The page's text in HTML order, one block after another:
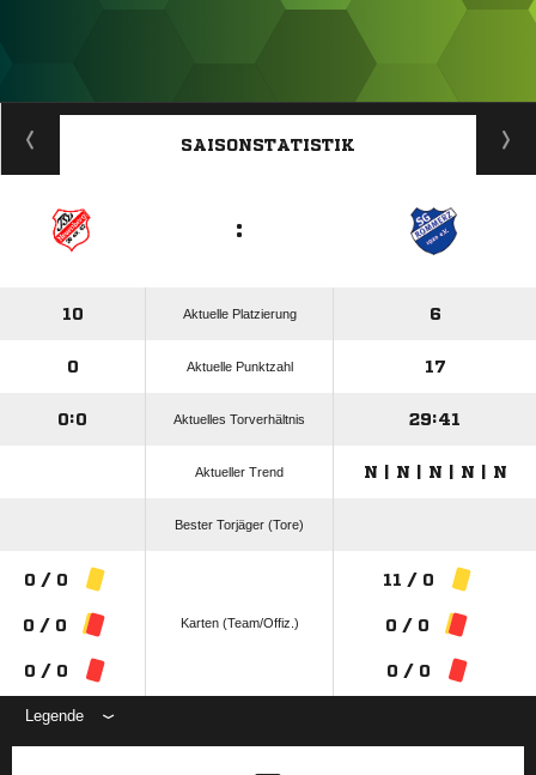
ANZEIGE
SAISONSTATISTIK
:
10 Aktuelle Platzierung 6
0 Aktuelle Punktzahl 17
0:0 Aktuelles Torverhältnis 29:41
Aktueller Trend N | N | N | N | N
Bester Torjäger (Tore)
0 / 0
0 / 0
0 / 0
Karten (Team/Offiz.)
11 / 0
0 / 0
0 / 0
Legende
ANZEIGE